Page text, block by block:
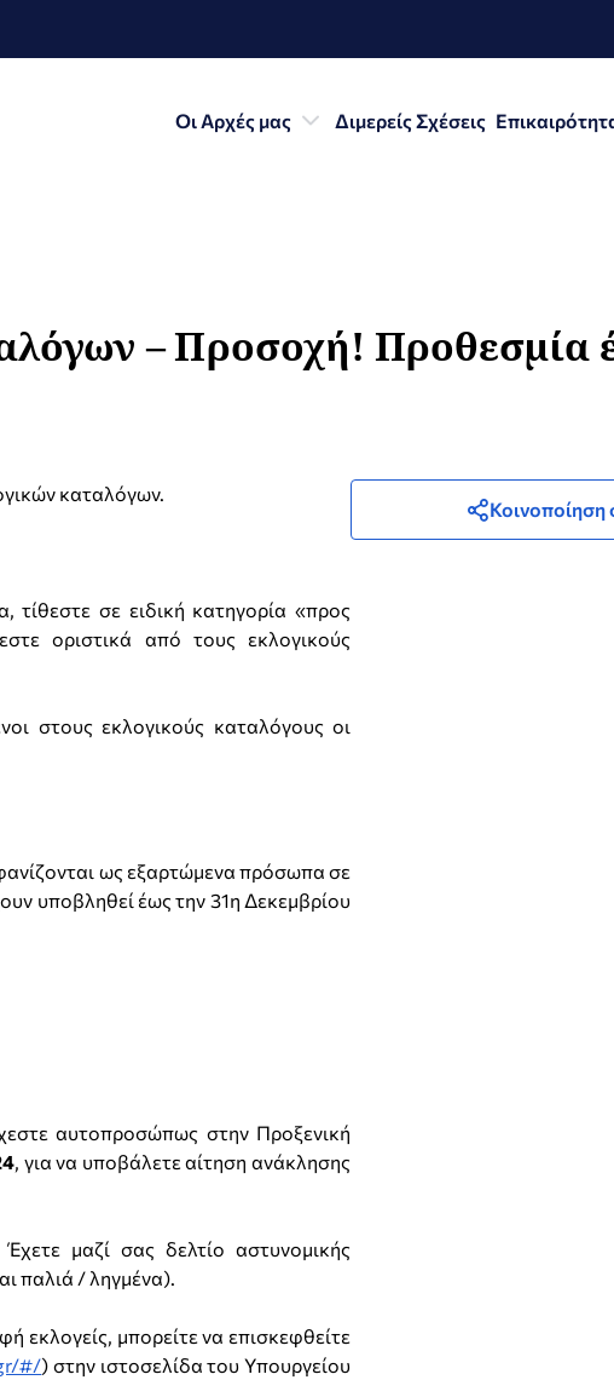
Οι Αρχές μας Διμερείς Σχέσεις
– Προσοχή! Προθεσμία
καταλόγων.
τίθεστε σε ειδική κατηγορία «προς
οριστικά από τους εκλογικούς
στους εκλογικούς καταλόγους οι
ως εξαρτώμενα πρόσωπα σε
υποβληθεί έως την 31η Δεκεμβρίου
αυτοπροσώπως στην Προξενική
, για να υποβάλετε αίτηση ανάκλησης
μαζί σας δελτίο αστυνομικής
παλιά / ληγμένα).
εκλογείς, μπορείτε να επισκεφθείτε
#/) στην ιστοσελίδα του Υπουργείου
Κοινοποίηση